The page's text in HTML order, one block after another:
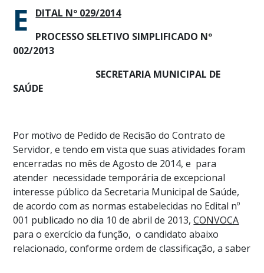
E
DITAL Nº 029/2014
PROCESSO SELETIVO SIMPLIFICADO Nº
002/2013
SECRETARIA MUNICIPAL DE
SAÚDE
Por motivo de Pedido de Recisão do Contrato de
Servidor, e tendo em vista que suas atividades foram
encerradas no mês de Agosto de 2014, e para
atender necessidade temporária de excepcional
interesse público da Secretaria Municipal de Saúde,
de acordo com as normas estabelecidas no Edital nº
001 publicado no dia 10 de abril de 2013,CONVOCA
para o exercício da função, o candidato abaixo
relacionado, conforme ordem de classificação, a saber